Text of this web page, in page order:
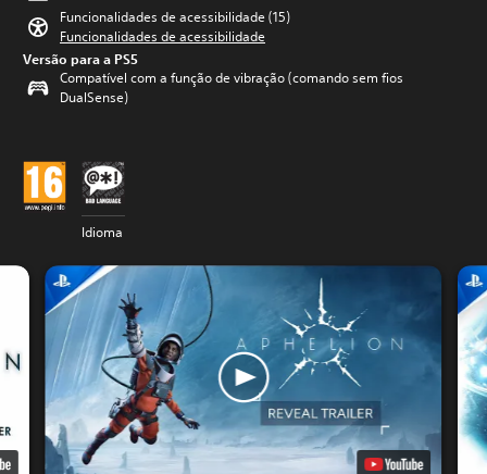
Funcionalidades de acessibilidade (15)
Funcionalidades de acessibilidade
Versão para a PS5
Compatível com a função de vibração (comando sem fios
DualSense)
Idioma